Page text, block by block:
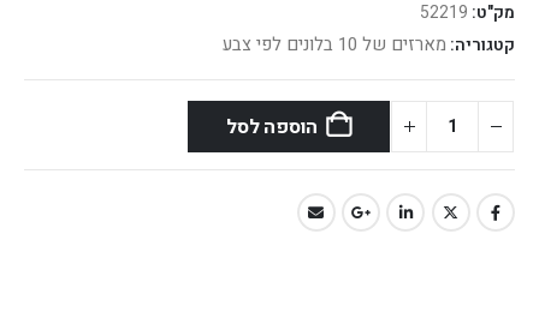
מק"ט: 52219
קטגוריה: מארזים של 10 בלונים לפי צבע
הוספה לסל